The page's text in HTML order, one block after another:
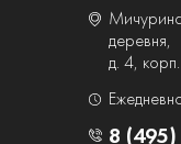
деревня,
д. 4,
8